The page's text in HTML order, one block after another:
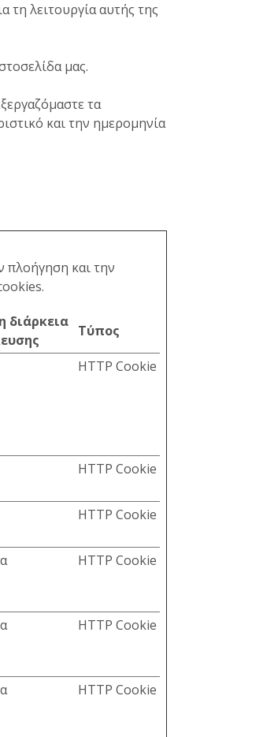
λειτουργία αυτής της
μας.
τα
και την ημερομηνία
πλοήγηση και την
διάρκεια
Τύπος
HTTP Cookie
HTTP Cookie
HTTP Cookie
HTTP Cookie
HTTP Cookie
HTTP Cookie